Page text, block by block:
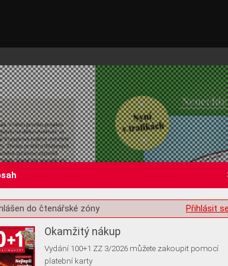
s ukládáním volitelných informací Přihlásit
do čtenářské zóny
Okamžitý nákup
Vydání 100+1 ZZ 3/2026 můžete zakoupit pomocí
platební karty